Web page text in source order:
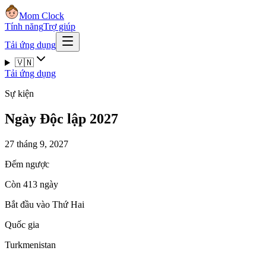
Mom Clock
Tính năngTrợ giúp
Tải ứng dụng
🇻🇳
Tải ứng dụng
Sự kiện
Ngày Độc lập 2027
27 tháng 9, 2027
Đếm ngược
Còn 413 ngày
Bắt đầu vào Thứ Hai
Quốc gia
Turkmenistan